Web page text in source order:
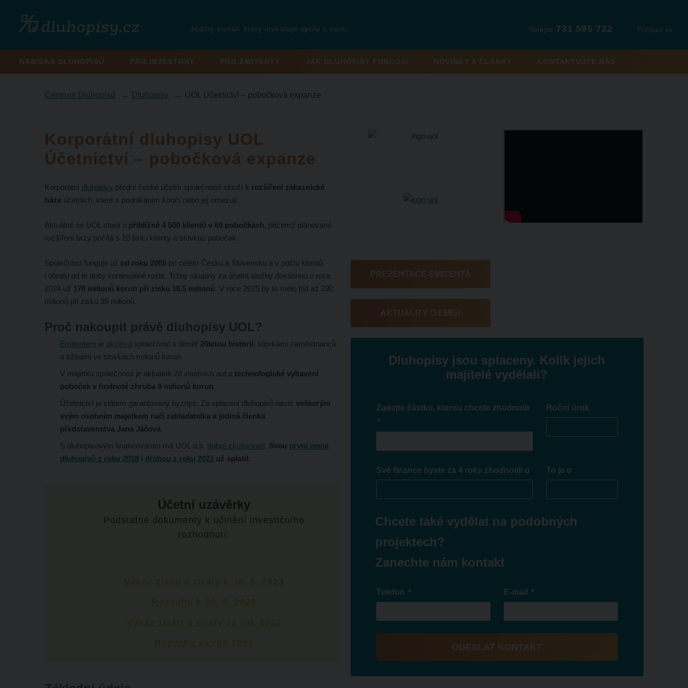
Jediný portál, který investuje spolu s vámi Přihlásit se
Volejte 731 595 722
NABÍDKA DLUHOPISŮ PRO INVESTORY PRO EMITENTY JAK DLUHOPISY FUNGUJÍ NOVINKY A ČLÁNKY KONTAKTUJTE NÁS
Centrum Dluhopisů Dluhopisy UOL Účetnictví – pobočková expanze
Korporátní dluhopisy UOL
Účetnictví – pobočková expanze
Korporátní dluhopisy přední české účetní společnosti slouží k rozšíření zákaznické
báze účetních, které s podnikáním končí nebo jej omezují.
Aktuálně se UOL stará o přibližně 4 500 klientů v 60 pobočkách, přičemž plánované
rozšíření brzy počítá s 10 tisíci klienty a stovkou poboček.
Společnost funguje už od roku 2005 po celém Česku a Slovensku a v počtu klientů
i obratu od té doby kontinuálně roste. Tržby skupiny za účetní služby dosáhnou v roce
2024 už 170 milionů korun při zisku 18,5 milionů. V roce 2025 by to mělo být až 230
milionů při zisku 35 milionů.
Proč nakoupit právě dluhopisy UOL?
Emitentem je akciová společnost s téměř 20letou historií, stovkami zaměstnanců
a tržbami ve stovkách milionů korun.
V majetku společnosti je aktuálně 20 vlastních aut a technologické vybavení
poboček v hodnotě zhruba 9 milionů korun.
Účetnictví je státem garantovaný byznys. Za splacení dluhopisů navíc veškerým
svým osobním majetkem ručí zakladatelka a jediná členka
představenstva Jana Jáčová.
S dluhopisovým financováním má UOL a.s. dobré zkušenosti. Svou první emisi
dluhopisů z roku 2018 i druhou z roku 2021 už splatil.
Účetní uzávěrky
Podstatné dokumenty k učinění investičního
rozhodnutí:
PREZENTACE EMITENTA
AKTUALITY O EMISI
Dluhopisy jsou splaceny. Kolik jejich
majitelé vydělali?
Zadejte částku, kterou chcete zhodnotit
*
Roční úrok
Své finance byste za 4 roky zhodnotili o To je o
Chcete také vydělat na podobných
projektech?
Zanechte nám kontakt
Telefon * E-mail *
ODESLAT KONTAKT